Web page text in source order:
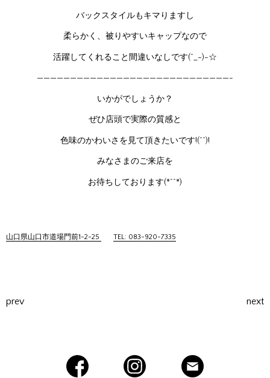
バックスタイルもキマりますし
柔らかく、被りやすいキャップなので
活躍してくれること間違いなしです(^_-)-☆
—————————————————————————————-
いかがでしょうか？
ぜひ店頭で実際の質感と
色味のかわいさを見て頂きたいです!(^^)!
みなさまのご来店を
お待ちしております(*^^*)
山口県山口市道場門前1-2-25 TEL: 083-920-7335
prev next